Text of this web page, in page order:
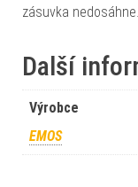
zásuvka nedosáhne.
Další
Výrobce
EMOS